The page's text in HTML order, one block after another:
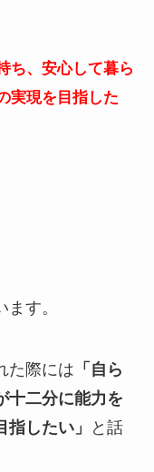
ち、安心して暮ら
実現を目指した
す。
た際には 「自ら
十二分に能力を
したい」
と話